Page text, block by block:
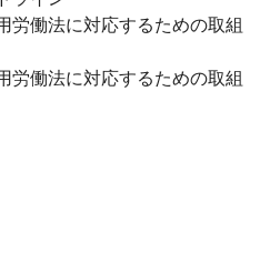
労働法に対応するための取組
労働法に対応するための取組